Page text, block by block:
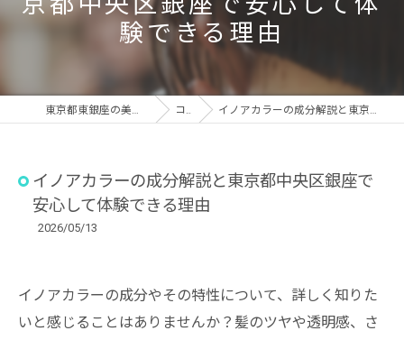
験できる理由
東京都東銀座の美容室ならWISTERIA ANNEX コラム イノアカラーの成分解説と東京都中央区銀座で安心して体験できる理由
イノアカラーの成分解説と東京都中央区銀座で
安心して体験できる理由
2026/05/13
イノアカラーの成分やその特性について、詳しく知りた
いと感じることはありませんか？髪のツヤや透明感、さ